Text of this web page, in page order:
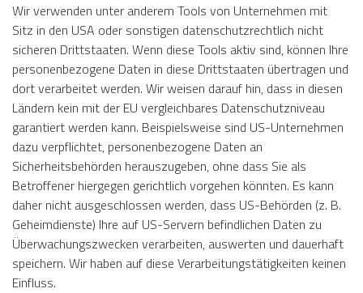
Wir verwenden unter anderem Tools von Unternehmen mit
Sitz in den USA oder sonstigen datenschutzrechtlich nicht
sicheren Drittstaaten. Wenn diese Tools aktiv sind, können Ihre
personenbezogene Daten in diese Drittstaaten übertragen und
dort verarbeitet werden. Wir weisen darauf hin, dass in diesen
Ländern kein mit der EU vergleichbares Datenschutzniveau
garantiert werden kann. Beispielsweise sind US-Unternehmen
dazu verpflichtet, personenbezogene Daten an
Sicherheitsbehörden herauszugeben, ohne dass Sie als
Betroffener hiergegen gerichtlich vorgehen könnten. Es kann
daher nicht ausgeschlossen werden, dass US-Behörden (z. B.
Geheimdienste) Ihre auf US-Servern befindlichen Daten zu
Überwachungszwecken verarbeiten, auswerten und dauerhaft
speichern. Wir haben auf diese Verarbeitungstätigkeiten keinen
Einfluss.